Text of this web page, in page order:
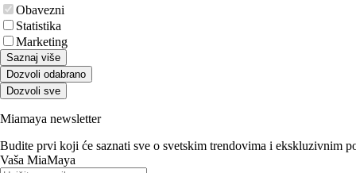
Obavezni
Statistika
Marketing
Saznaj više
Dozvoli odabrano
Dozvoli sve
Miamaya newsletter
Budite prvi koji će saznati sve o svetskim trendovima i ekskluzivnim
Vaša MiaMaya